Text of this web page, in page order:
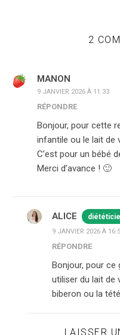
2
MANON
9 JANVIER 2026 À 11:33
RÉPONDRE
Bonjour, pour cette
infantile ou le lait de
C’est pour un bébé
Merci d’avance ! 🙂
ALICE
9 JANVIER 2026 À
RÉPONDRE
Bonjour, pour ce
utiliser du lait de
biberon ou la
LAISSER